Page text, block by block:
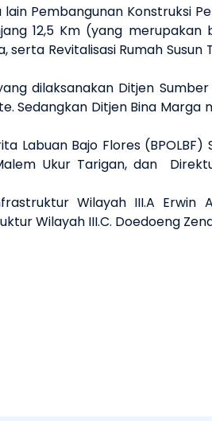
Pembangunan Konstruksi
12,5 Km (yang merupakan
Revitalisasi Rumah Susun
dilaksanakan Ditjen
Sedangkan Ditjen Bina
Bajo Flores (BPOLBF)
Ukur Tarigan, dan
Wilayah III.A Erwin
Wilayah III.C. Doedoeng